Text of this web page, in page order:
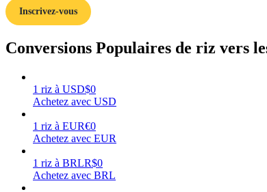
Guide de démarrage des contrats à terme
Inscrivez-vous
Conversions Populaires de riz vers
1 riz à USD$0
Achetez avec USD
1 riz à EUR€0
Achetez avec EUR
1 riz à BRLR$0
Achetez avec BRL